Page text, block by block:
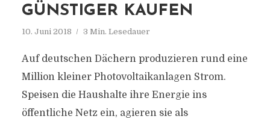
GÜNSTIGER KAUFEN
10. Juni 2018 3 Min. Lesedauer
Auf deutschen Dächern produzieren rund eine
Million kleiner Photovoltaikanlagen Strom.
Speisen die Haushalte ihre Energie ins
öffentliche Netz ein, agieren sie als